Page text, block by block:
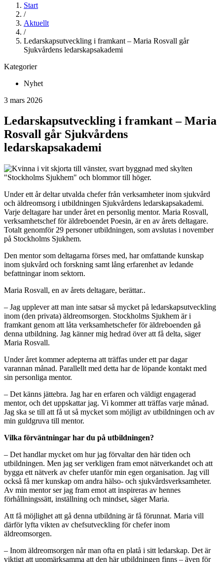
Start
/
Aktuellt
/
Ledarskapsutveckling i framkant – Maria Rosvall går
Sjukvårdens ledarskapsakademi
Kategorier
Nyhet
3 mars 2026
Ledarskapsutveckling i framkant – Maria
Rosvall går Sjukvårdens
ledarskapsakademi
Under ett år deltar utvalda chefer från verksamheter inom sjukvård
och äldreomsorg i utbildningen Sjukvårdens ledarskapsakademi.
Varje deltagare har under året en personlig mentor. Maria Rosvall,
verksamhetschef för äldreboendet Poesin, är en av årets deltagare.
Totalt genomför 29 personer utbildningen, som avslutas i november
på Stockholms Sjukhem.
Den mentor som deltagarna förses med, har omfattande kunskap
inom sjukvård och forskning samt lång erfarenhet av ledande
befattningar inom sektorn.
Maria Rosvall, en av årets deltagare, berättar..
– Jag upplever att man inte satsar så mycket på ledarskapsutveckling
inom (den privata) äldreomsorgen. Stockholms Sjukhem är i
framkant genom att låta verksamhetschefer för äldreboenden gå
denna utbildning. Jag känner mig hedrad över att få delta, säger
Maria Rosvall.
Under året kommer adepterna att träffas under ett par dagar
varannan månad. Parallellt med detta har de löpande kontakt med
sin personliga mentor.
– Det känns jättebra. Jag har en erfaren och väldigt engagerad
mentor, och det uppskattar jag. Vi kommer att träffas varje månad.
Jag ska se till att få ut så mycket som möjligt av utbildningen och av
min guldgruva till mentor.
Vilka förväntningar har du på utbildningen?
– Det handlar mycket om hur jag förvaltar den här tiden och
utbildningen. Men jag ser verkligen fram emot nätverkandet och att
bygga ett nätverk av chefer utanför min egen organisation. Jag vill
också få mer kunskap om andra hälso- och sjukvårdsverksamheter.
Av min mentor ser jag fram emot att inspireras av hennes
förhållningssätt, inställning och mindset, säger Maria.
Att få möjlighet att gå denna utbildning är få förunnat. Maria vill
därför lyfta vikten av chefsutveckling för chefer inom
äldreomsorgen.
– Inom äldreomsorgen når man ofta en platå i sitt ledarskap. Det är
viktigt att uppmärksamma att den här utbildningen finns – även för